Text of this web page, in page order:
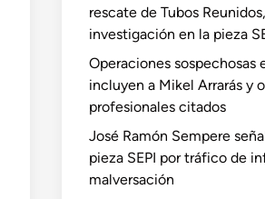
rescate de Tubos
investigación en la pieza
Operaciones sospechosas
incluyen a Mikel Arrarás y
profesionales citados
José Ramón Sempere
pieza SEPI por tráfico de
malversación